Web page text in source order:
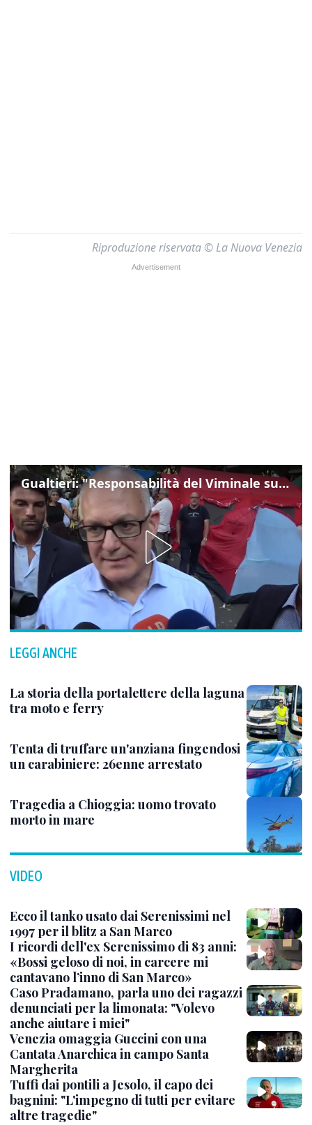
Riproduzione riservata © La Nuova Venezia
Gualtieri: "Responsabilità del Viminale su Spin Time? La posizione dei partiti è nota"
LEGGI ANCHE
La storia della portalettere della laguna
tra moto e ferry
Tenta di truffare un'anziana fingendosi
un carabiniere: 26enne arrestato
Tragedia a Chioggia: uomo trovato
morto in mare
VIDEO
Ecco il tanko usato dai Serenissimi nel
1997 per il blitz a San Marco
I ricordi dell'ex Serenissimo di 83 anni:
«Bossi geloso di noi, in carcere mi
cantavano l’inno di San Marco»
Caso Pradamano, parla uno dei ragazzi
denunciati per la limonata: "Volevo
anche aiutare i miei"
Venezia omaggia Guccini con una
Cantata Anarchica in campo Santa
Margherita
Tuffi dai pontili a Jesolo, il capo dei
bagnini: "L'impegno di tutti per evitare
altre tragedie"